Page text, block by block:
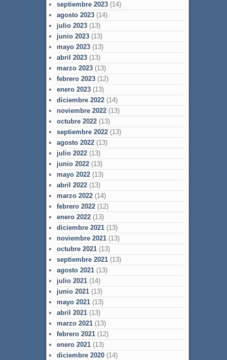
septiembre 2023(14)
agosto 2023(14)
julio 2023(13)
junio 2023(13)
mayo 2023(13)
abril 2023(13)
marzo 2023(13)
febrero 2023(12)
enero 2023(13)
diciembre 2022(14)
noviembre 2022(13)
octubre 2022(13)
septiembre 2022(13)
agosto 2022(13)
julio 2022(13)
junio 2022(13)
mayo 2022(13)
abril 2022(13)
marzo 2022(14)
febrero 2022(12)
enero 2022(13)
diciembre 2021(13)
noviembre 2021(13)
octubre 2021(13)
septiembre 2021(13)
agosto 2021(13)
julio 2021(14)
junio 2021(13)
mayo 2021(13)
abril 2021(13)
marzo 2021(13)
febrero 2021(12)
enero 2021(13)
diciembre 2020(14)